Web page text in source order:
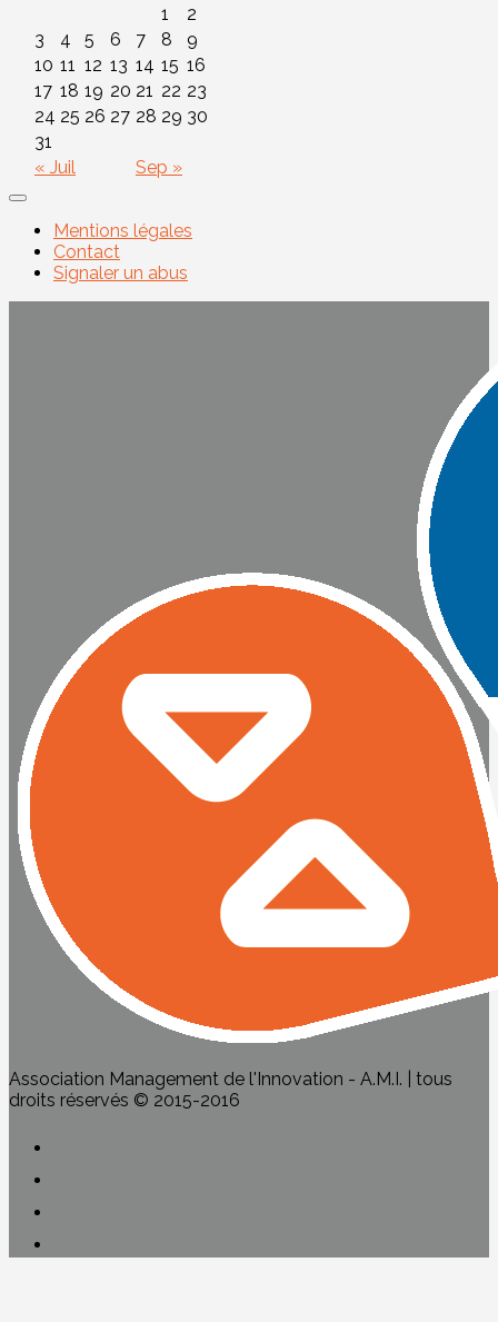
1
2
3
4 5 6 7 8
9
10 11 12 13 14 15 16
17 18 19 20 21 22 23
24 25 26 27 28 29 30
31
« Juil
Sep »
Mentions légales
Contact
Signaler un abus
Association Management de l'Innovation - A.M.I. | tous
droits réservés © 2015-2016